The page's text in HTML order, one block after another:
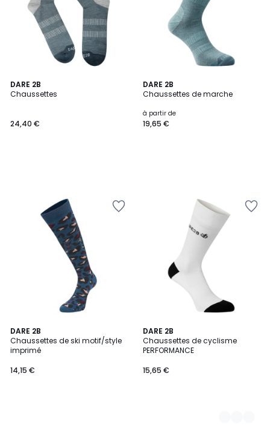
DARE 2B
Chaussettes
24,40 €
DARE 2B
Chaussettes de marche
à partir de
19,65 €
DARE 2B
Chaussettes de ski motif/style
imprimé
14,15 €
DARE 2B
Chaussettes de cyclisme
PERFORMANCE
15,65 €
3
Couleurs